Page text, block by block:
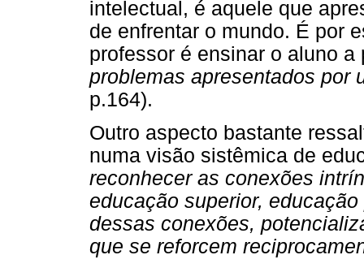
intelectual, é aquele que
de enfrentar o mundo. É por
professor é ensinar o aluno
problemas apresentados por
p.164).
Outro aspecto bastante
numa visão sistêmica de
reconhecer as conexões
educação superior,
dessas conexões,
que se reforcem